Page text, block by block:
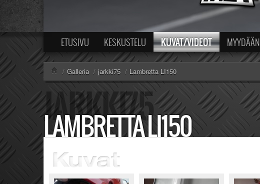
ETUSIVU KESKUSTELU KUVAT/VIDEOT MYYDÄÄN
/ Galleria / jarkki75 / Lambretta LI150
LAMBRETTA LI150